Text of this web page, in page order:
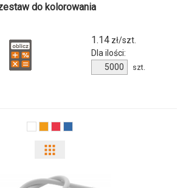
do kolorowania
1.14zł/szt.
Dla ilości:
Ilość
produktu
szt.
odmiany